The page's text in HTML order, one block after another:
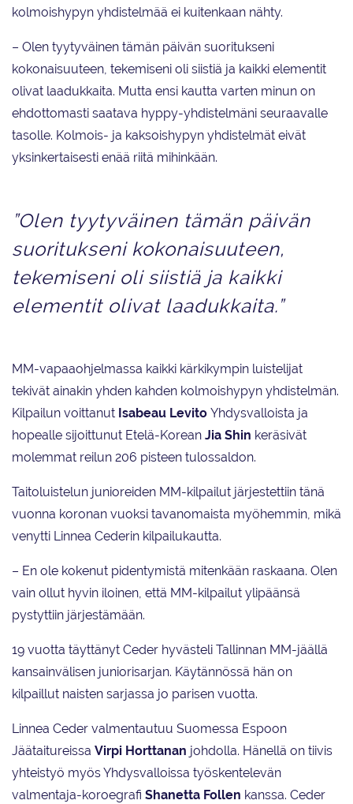
kolmoishypyn yhdistelmää ei kuitenkaan nähty.
– Olen tyytyväinen tämän päivän suoritukseni
kokonaisuuteen, tekemiseni oli siistiä ja kaikki elementit
olivat laadukkaita. Mutta ensi kautta varten minun on
ehdottomasti saatava hyppy-yhdistelmäni seuraavalle
tasolle. Kolmois- ja kaksoishypyn yhdistelmät eivät
yksinkertaisesti enää riitä mihinkään.
”Olen tyytyväinen tämän päivän
suoritukseni kokonaisuuteen,
tekemiseni oli siistiä ja kaikki
elementit olivat laadukkaita.”
MM-vapaaohjelmassa kaikki kärkikympin luistelijat
tekivät ainakin yhden kahden kolmoishypyn yhdistelmän.
Kilpailun voittanut Isabeau Levito Yhdysvalloista ja
hopealle sijoittunut Etelä-Korean Jia Shin keräsivät
molemmat reilun 206 pisteen tulossaldon.
Taitoluistelun junioreiden MM-kilpailut järjestettiin tänä
vuonna koronan vuoksi tavanomaista myöhemmin, mikä
venytti Linnea Cederin kilpailukautta.
– En ole kokenut pidentymistä mitenkään raskaana. Olen
vain ollut hyvin iloinen, että MM-kilpailut ylipäänsä
pystyttiin järjestämään.
19 vuotta täyttänyt Ceder hyvästeli Tallinnan MM-jäällä
kansainvälisen juniorisarjan. Käytännössä hän on
kilpaillut naisten sarjassa jo parisen vuotta.
Linnea Ceder valmentautuu Suomessa Espoon
Jäätaitureissa Virpi Horttanan johdolla. Hänellä on tiivis
yhteistyö myös Yhdysvalloissa työskentelevän
valmentaja-koroegrafi Shanetta Follen kanssa. Ceder